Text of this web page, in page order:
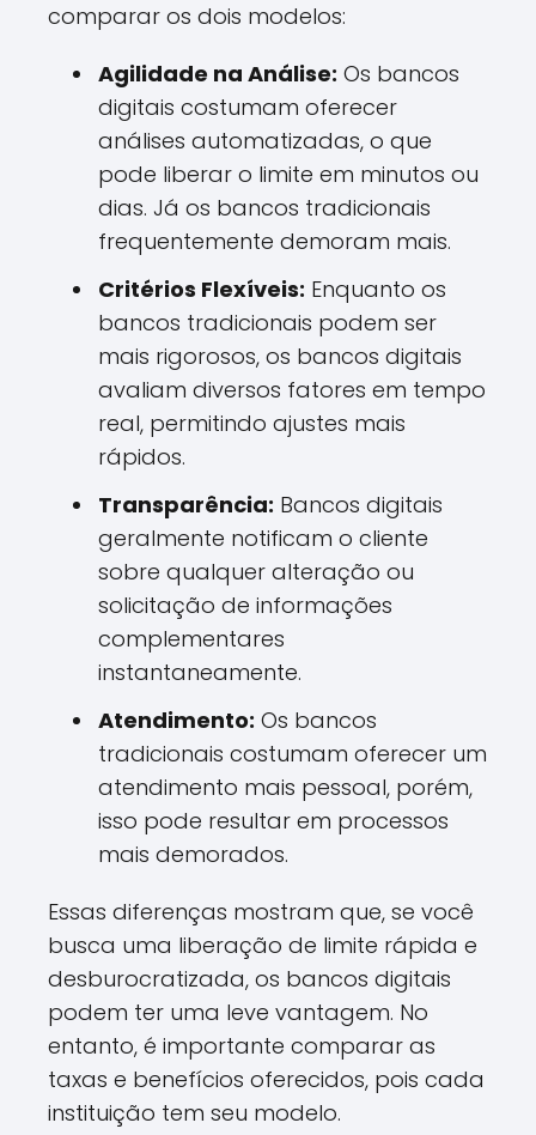
comparar os dois modelos:
Agilidade na Análise: Os bancos
digitais costumam oferecer
análises automatizadas, o que
pode liberar o limite em minutos ou
dias. Já os bancos tradicionais
frequentemente demoram mais.
Critérios Flexíveis: Enquanto os
bancos tradicionais podem ser
mais rigorosos, os bancos digitais
avaliam diversos fatores em tempo
real, permitindo ajustes mais
rápidos.
Transparência: Bancos digitais
geralmente notificam o cliente
sobre qualquer alteração ou
solicitação de informações
complementares
instantaneamente.
Atendimento: Os bancos
tradicionais costumam oferecer um
atendimento mais pessoal, porém,
isso pode resultar em processos
mais demorados.
Essas diferenças mostram que, se você
busca uma liberação de limite rápida e
desburocratizada, os bancos digitais
podem ter uma leve vantagem. No
entanto, é importante comparar as
taxas e benefícios oferecidos, pois cada
instituição tem seu modelo.